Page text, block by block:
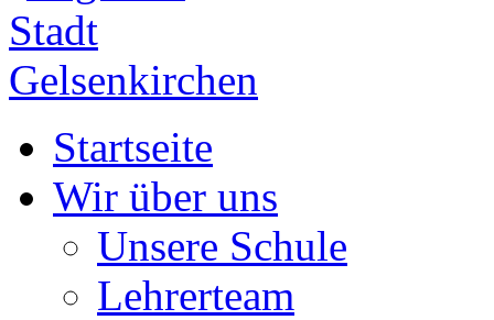
Startseite
Wir über uns
Unsere Schule
Lehrerteam